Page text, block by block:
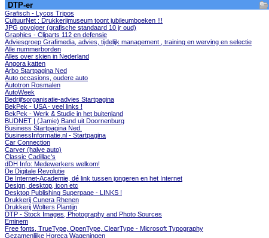
DTP-er
Grafisch - Lycos Tripos
CultuurNet : Drukkerijmuseum toont jubileumboeken !!!
JPG opvolger (grafische standaard 10 jr oud)
Graphics - Cliparts 112 en defensie
Adviesgroep Grafimedia, advies, tijdelijk management , training en werving en selectie
Alle nummerborden
Alles over skien in Nederland
Angora katten
Arbo Startpagina Ned
Auto occasions, oudere auto
Autotron Rosmalen
AutoWeek
Bedrijfsorganisatie-advies Startpagina
BekPek - USA - veel links !
BekPek - Werk & Studie in het buitenland
BUDNET | (Jamie) Band uit Doornenburg
Business Startpagina Ned.
BusinessInformatie.nl - Startpagina
Car Connection
Carver (halve auto)
Classic Cadillac's
dDH Info: Medewerkers welkom!
De Digitale Revolutie
De Internet-Academie, dé link tussen jongeren en het Internet
Design, desktop, icon etc
Desktop Publishing Superpage - LINKS !
Drukkerij Cunera Rhenen
Drukkerij Wolters Plantijn
DTP - Stock Images, Photography and Photo Sources
Eminem
Free fonts, TrueType, OpenType, ClearType - Microsoft Typography
Gezamenlijke Horeca Wageningen